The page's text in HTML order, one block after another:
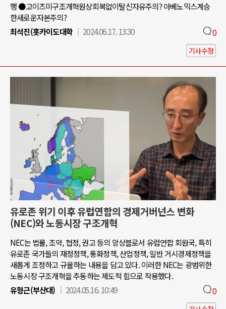
행 ●고이즈미구조개혁원상회복없이탈신자유주의? 아베노믹스계승
한새로운자본주의?
최석진(홋카이도대학
2024.06.17. 13:30 0
기사수정
유로존 위기 이후 유럽연합의 경제거버넌스 변화
(NEC)와 노동시장 구조개혁
NEC는 법률, 조약, 협정, 권고 등의 앙상블로서 유럽연합 회원국, 특히
유로존 국가들의 재정정책, 통화정책, 산업정책, 일반 거시경제정책을
새롭게 조정하고 규율하는 내용을 담고 있다. 이러한 NEC는 광범위한
노동시장 구조개혁을 추동하는 제도적 힘으로 작용했다.
유형근(부산대)
2024.05.16. 10:49 0